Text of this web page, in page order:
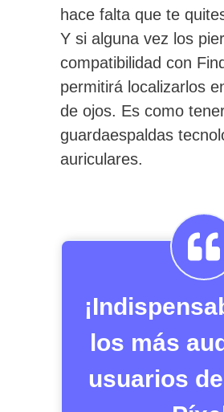
hace falta que te
Y si alguna vez los
compatibilidad con
permitirá localizarlos
de ojos. Es como
guardaespaldas
auriculares.
los más
usuarios